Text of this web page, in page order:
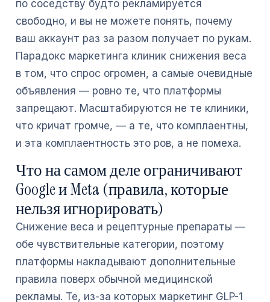
по соседству будто рекламируется
свободно, и вы не можете понять, почему
ваш аккаунт раз за разом получает по рукам.
Парадокс маркетинга клиник снижения веса
в том, что спрос огромен, а самые очевидные
объявления — ровно те, что платформы
запрещают. Масштабируются не те клиники,
что кричат громче, — а те, что комплаентны,
и эта комплаентность это ров, а не помеха.
Что на самом деле ограничивают
Google и Meta (правила, которые
нельзя игнорировать)
Снижение веса и рецептурные препараты —
обе чувствительные категории, поэтому
платформы накладывают дополнительные
правила поверх обычной медицинской
рекламы. Те, из-за которых маркетинг GLP-1